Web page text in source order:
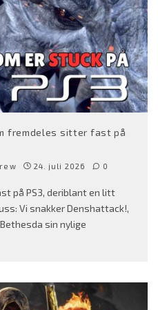
fremdeles sitter fast på
24. juli 2026 0
på PS3, deriblant en litt
Vi snakker Denshattack!,
sin nylige